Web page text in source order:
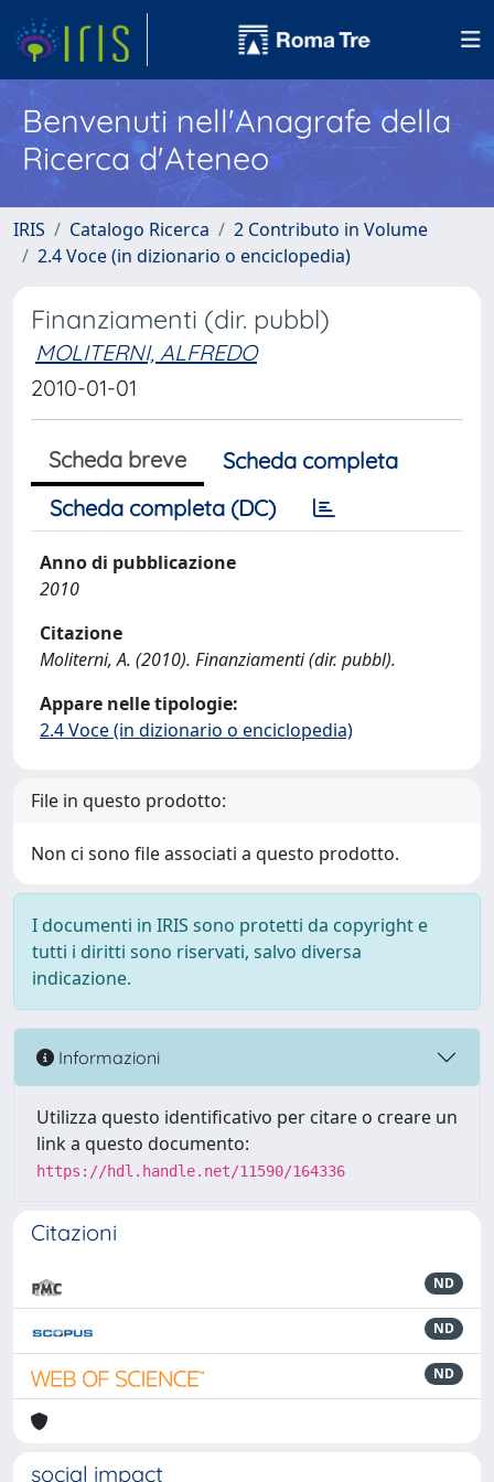
Benvenuti nell'Anagrafe della
Ricerca d'Ateneo
IRIS Catalogo Ricerca
2 Contributo in Volume
2.4 Voce (in dizionario o enciclopedia)
Finanziamenti (dir. pubbl)
MOLITERNI, ALFREDO
2010-01-01
Scheda breve
Scheda completa
Scheda completa (DC)
Anno di pubblicazione
2010
Citazione
Moliterni, A. (2010). Finanziamenti (dir. pubbl).
Appare nelle tipologie:
2.4 Voce (in dizionario o enciclopedia)
File in questo prodotto:
Non ci sono file associati a questo prodotto.
I documenti in IRIS sono protetti da copyright e
tutti i diritti sono riservati, salvo diversa
indicazione.
Informazioni
Utilizza questo identificativo per citare o creare un
link a questo documento:
https://hdl.handle.net/11590/164336
Citazioni
ND
ND
ND
social impact